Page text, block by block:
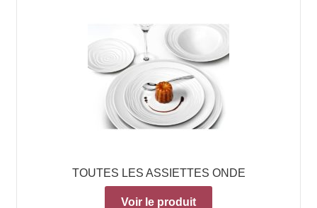
TOUTES LES ASSIETTES ONDE
Voir le produit